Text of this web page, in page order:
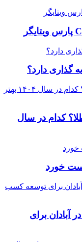
کدام در سال
خورد
برای